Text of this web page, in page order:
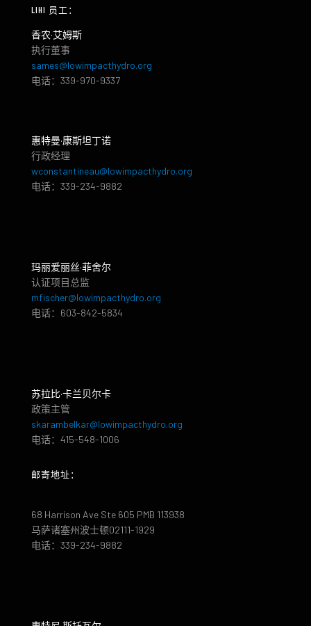
LIHI 员工：
香农·艾姆斯
执行董事
sames@lowimpacthydro.org
电话：339-970-9337
惠特曼·康斯坦丁诺
行政经理
wconstantineau@lowimpacthydro.org
电话：339-234-9882
玛丽爱丽丝·菲舍尔
认证项目总监
mfischer@lowimpacthydro.org
电话：603-842-5834
苏拉比·卡兰贝尔卡
政策主管
skarambelkar@lowimpacthydro.org
电话：415-548-1006
邮寄地址：
68 Harrison Ave Ste 605 PMB 113938
马萨诸塞州波士顿02111-1929
电话：339-234-9882